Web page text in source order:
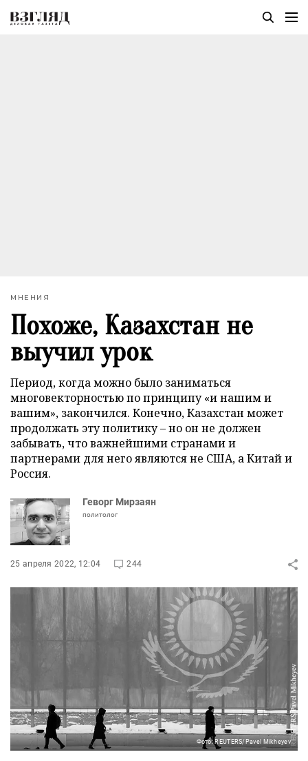
МНЕНИЯ
Похоже, Казахстан не
выучил урок
Период, когда можно было заниматься
многовекторностью по принципу «и нашим и
вашим», закончился. Конечно, Казахстан может
продолжать эту политику – но он не должен
забывать, что важнейшими странами и
партнерами для него являются не США, а Китай и
Россия.
Геворг Мирзаян
политолог
25 апреля 2022, 12:04 244
Фото: REUTERS/Pavel Mikheyev